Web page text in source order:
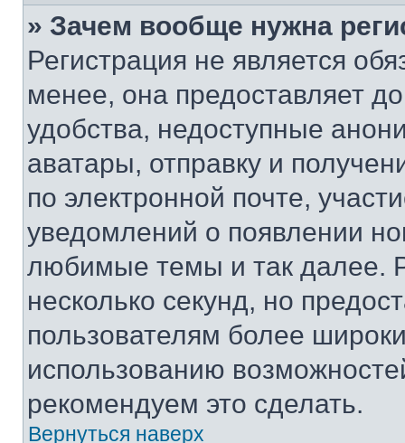
» Зачем вообще нужна
Регистрация не является
менее, она предоставляет
удобства, недоступные
аватары, отправку и
по электронной почте,
уведомлений о появлении
любимые темы и так далее.
несколько секунд, но
пользователям более
использованию
рекомендуем это сделать.
Вернуться наверх